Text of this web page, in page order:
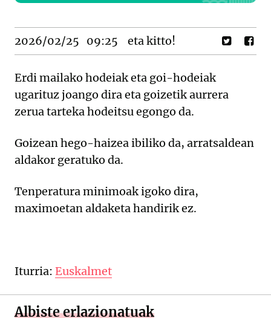
2026/02/25 09:25 eta kitto!
Erdi mailako hodeiak eta goi-hodeiak
ugarituz joango dira eta goizetik aurrera
zerua tarteka hodeitsu egongo da.
Goizean hego-haizea ibiliko da, arratsaldean
aldakor geratuko da.
Tenperatura minimoak igoko dira,
maximoetan aldaketa handirik ez.
Iturria: Euskalmet
Albiste erlazionatuak